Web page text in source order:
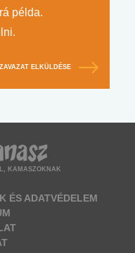
példa.
ELKÜLDÉSE
KAMASZOKNAK
ÉS ADATVÉDELEM